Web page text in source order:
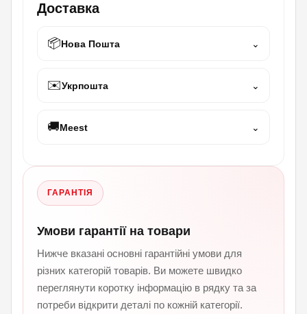
Доставка
📦Нова Пошта ⌄
✉️Укрпошта ⌄
🚚Meest ⌄
ГАРАНТІЯ
Умови гарантії на товари
Нижче вказані основні гарантійні умови для
різних категорій товарів. Ви можете швидко
переглянути коротку інформацію в рядку та за
потреби відкрити деталі по кожній категорії.